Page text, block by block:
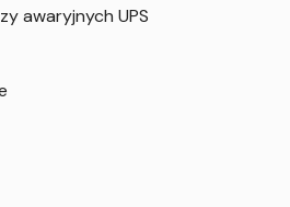
awaryjnych UPS